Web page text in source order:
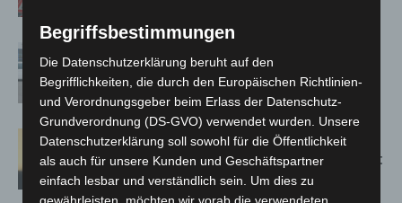
kehren nach Waldbrandeinsatz aus
Spanien zurück
Hannover: Erste Tigermücken-
Population in Niedersachsen entdeckt
Begriffsbestimmungen
Die Datenschutzerklärung beruht auf den
Begrifflichkeiten, die durch den Europäischen Richtlinien-
und Verordnungsgeber beim Erlass der Datenschutz-
Grundverordnung (DS-GVO) verwendet wurden. Unsere
Datenschutzerklärung soll sowohl für die Öffentlichkeit
als auch für unsere Kunden und Geschäftspartner
einfach lesbar und verständlich sein. Um dies zu